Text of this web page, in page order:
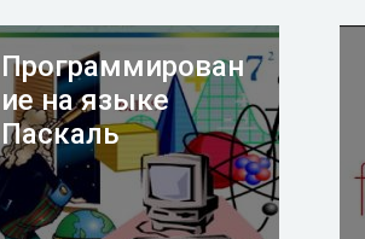
цикла уметь определять
переменную, которая
выводится на экран
Программирован
ие на языке
Паскаль